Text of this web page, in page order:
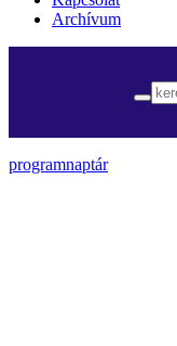
Archívum
programnaptár